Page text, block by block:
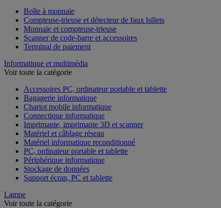
Boîte à monnaie
Compteuse-trieuse et détecteur de faux billets
Monnaie et compteuse-trieuse
Scanner de code-barre et accessoires
Informatique et multimédia
Accessoires PC, ordinateur portable et tablette
Bagagerie informatique
Chariot mobile informatique
Connectique informatique
Imprimante, imprimante 3D et scanner
Matériel et câblage réseau
Matériel informatique reconditionné
PC, ordinateur portable et tablette
Périphérique informatique
Stockage de données
Lampe